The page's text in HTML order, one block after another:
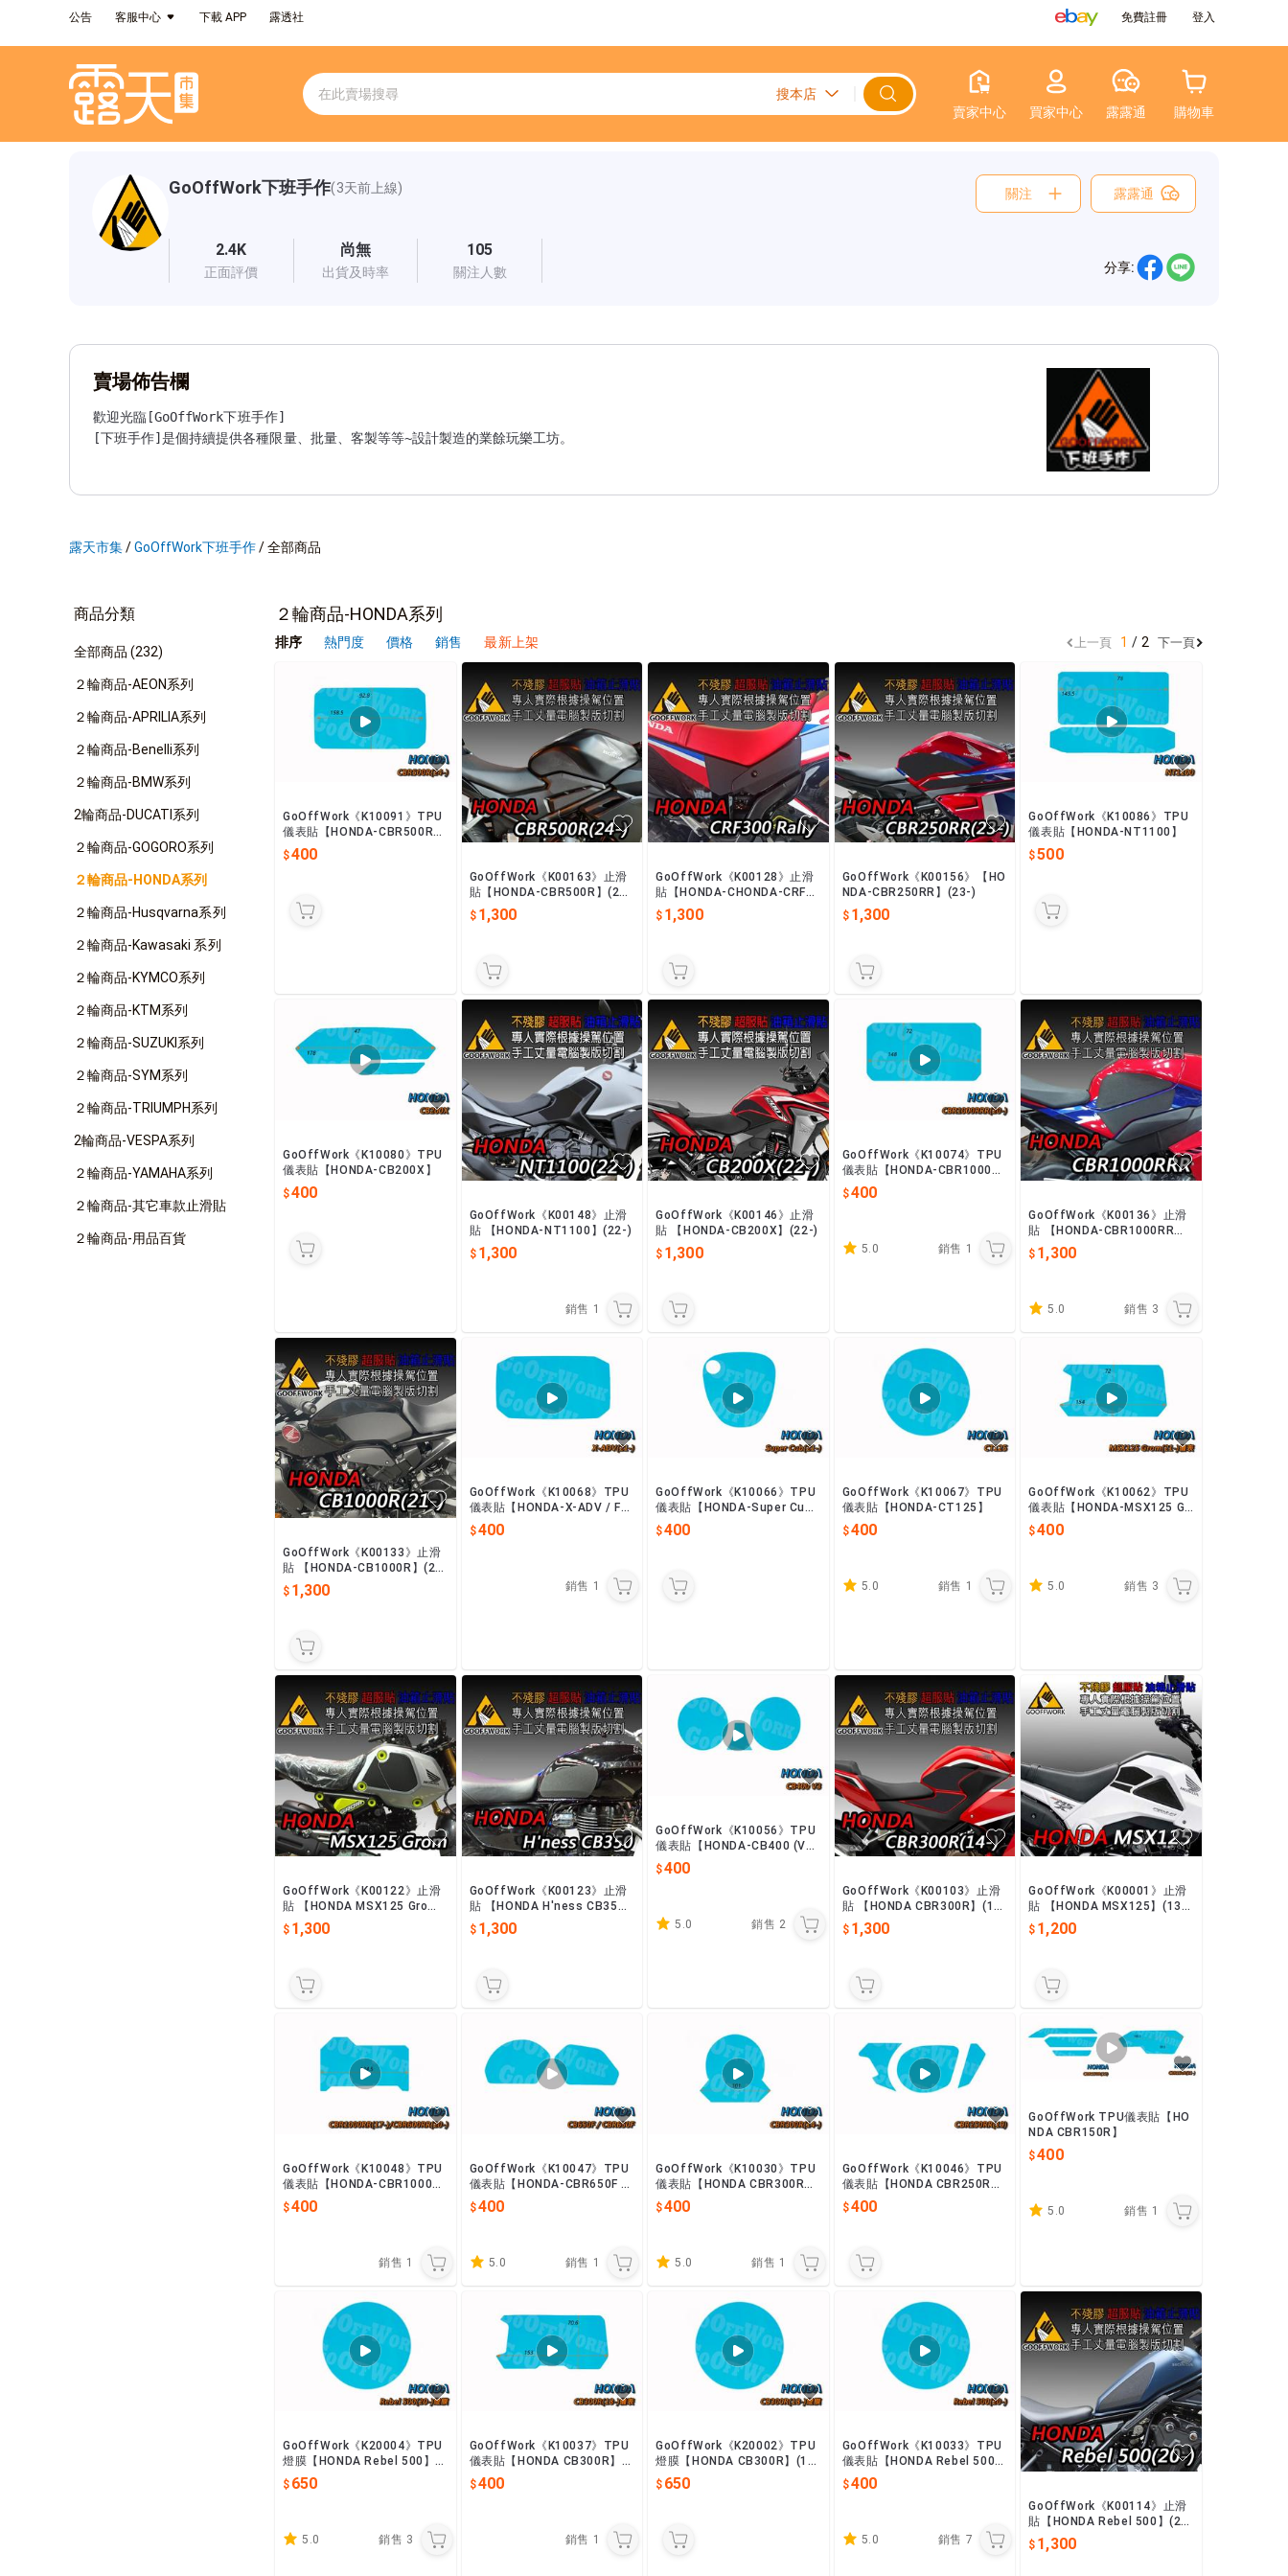
公告 客服中心 下載 APP 露透社 免費註冊 登入
賣家中心 買家中心 露露通 購物車
GoOffWork下班手作(3天前上線)
2.4K
正面評價
尚無
出貨及時率
105
關注人數
關注 露露通
分享:
賣場佈告欄
歡迎光臨[GoOffWork下班手作]
露天市集/GoOffWork下班手作/全部商品
商品分類
全部商品 (232)
２輪商品-AEON系列
２輪商品-APRILIA系列
２輪商品-Benelli系列
２輪商品-BMW系列
2輪商品-DUCATI系列
２輪商品-GOGORO系列
２輪商品-HONDA系列
２輪商品-Husqvarna系列
２輪商品-Kawasaki 系列
２輪商品-KYMCO系列
２輪商品-KTM系列
２輪商品-SUZUKI系列
２輪商品-SYM系列
２輪商品-TRIUMPH系列
2輪商品-VESPA系列
２輪商品-YAMAHA系列
２輪商品-其它車款止滑貼
２輪商品-用品百貨
２輪商品-HONDA系列
排序 熱門度 價格 銷售 最新上架 上一頁 1 2 下一頁
GoOffWork《K10091》TPU
儀表貼【HONDA-CBR500R】
(24-)
400
GoOffWork《K00163》止滑
貼【HONDA-CBR500R】(24
-) 1,300
GoOffWork《K00128》止滑
貼【HONDA-CHONDA-CRF30
0 Rally】
1,300
GoOffWork《K00156》【HO
NDA-CBR250RR】(23-)
1,300
GoOffWork《K10086》TPU
儀表貼【HONDA-NT1100】
500
GoOffWork《K10080》TPU
儀表貼【HONDA-CB200X】
400
GoOffWork《K00148》止滑
貼 【HONDA-NT1100】(22-)
1,300
銷售 1
GoOffWork《K00146》止滑
貼 【HONDA-CB200X】(22-)
1,300
GoOffWork《K10074》TPU
儀表貼【HONDA-CBR1000R
RR】(20-)
400
5.0 銷售 1
GoOffWork《K00136》止滑
貼 【HONDA-CBR1000RR
R】(20-)
1,300
5.0 銷售 3
GoOffWork《K00133》止滑
貼 【HONDA-CB1000R】(21
-)1,300
GoOffWork《K10068》TPU
儀表貼【HONDA-X-ADV / FO
RZA 750】(21-)
400
銷售 1
GoOffWork《K10066》TPU
儀表貼【HONDA-Super Cu
b】(21-)
400
GoOffWork《K10067》TPU
儀表貼【HONDA-CT125】
400
5.0 銷售 1
GoOffWork《K10062》TPU
儀表貼【HONDA-MSX125 Gr
om】(21-)
400
5.0 銷售 3
GoOffWork《K00122》止滑
貼 【HONDA MSX125 Gro
m】(21-)
1,300
GoOffWork《K00123》止滑
貼 【HONDA H'ness CB35
0】(21-)
1,300
GoOffWork《K10056》TPU
儀表貼【HONDA-CB400 (V
3)】
400
5.0 銷售 2
GoOffWork《K00103》止滑
貼 【HONDA CBR300R】(14
-) 1,300
GoOffWork《K00001》止滑
貼 【HONDA MSX125】(13-1
5)1,200
GoOffWork《K10048》TPU
儀表貼【HONDA-CBR1000R
R(17-)/CBR600RR(20-)】
400
銷售 1
GoOffWork《K10047》TPU
儀表貼【HONDA-CBR650F /
CB650F】
400
5.0 銷售 1
GoOffWork《K10030》TPU
儀表貼【HONDA CBR300R】
(14- )
400
5.0 銷售 1
GoOffWork《K10046》TPU
儀表貼【HONDA CBR250R
R】 (19- )
400
GoOffWork TPU儀表貼【HO
NDA CBR150R】
400
5.0 銷售 1
GoOffWork《K20004》TPU
燈膜【HONDA Rebel 500】(2
0-)650
5.0 銷售 3
GoOffWork《K10037》TPU
儀表貼【HONDA CB300R】(1
8-)400
銷售 1
GoOffWork《K20002》TPU
燈膜【HONDA CB300R】(18
-) 650
GoOffWork《K10033》TPU
儀表貼【HONDA Rebel 500】
(20- )
400
5.0 銷售 7
GoOffWork《K00114》止滑
貼【HONDA Rebel 500】(20-
款)1,300